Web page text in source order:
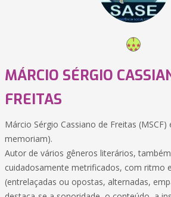
MÁRCIO SÉRGIO
FREITAS
Márcio Sérgio Cassiano de Freitas (MSCF)
memoriam).
Autor de vários gêneros literários,
cuidadosamente metrificados, com ritmo
(entrelaçadas ou opostas, alternadas,